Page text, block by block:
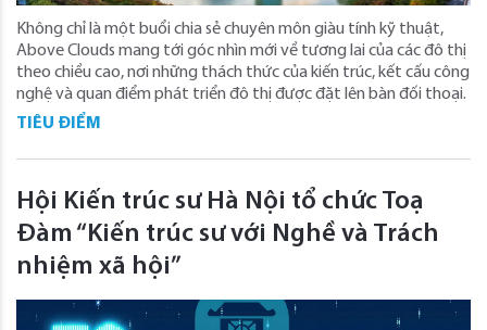
Không chỉ là một buổi chia sẻ chuyên môn giàu tính kỹ thuật,
Above Clouds mang tới góc nhìn mới về tương lai của các đô thị
theo chiều cao, nơi những thách thức của kiến trúc, kết cấu công
nghệ và quan điểm phát triển đô thị được đặt lên bàn đối thoại.
TIÊU ĐIỂM
Hội Kiến trúc sư Hà Nội tổ chức Toạ
Đàm “Kiến trúc sư với Nghề và Trách
nhiệm xã hội”